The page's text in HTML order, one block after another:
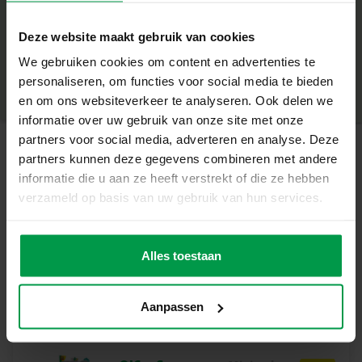
Deze website maakt gebruik van cookies
We gebruiken cookies om content en advertenties te
personaliseren, om functies voor social media te bieden
en om ons websiteverkeer te analyseren. Ook delen we
informatie over uw gebruik van onze site met onze
partners voor social media, adverteren en analyse. Deze
partners kunnen deze gegevens combineren met andere
informatie die u aan ze heeft verstrekt of die ze hebben
verzameld op basis van uw gebruik van hun services.
Alles toestaan
Aanpassen
Wat deze Set Geweldig Maakt
Bevat 47 houten blokken en 3 geprinte dinofiguren
Emmerdeksel fungeert als vormenstoof
Stimuleert motoriek, probleemoplossing en creatief
denken
Duurzaam, veilig hout in moderne kleuren
Inclusief handige opbergemmer
Perfect voor kinderen vanaf 12 maanden
Deze bouwset is ideaal voor ouders die op zoek zijn naar
multifunctioneel speelgoed dat leren en spelen
combineert. De blokken en vormenstoof dagen je kind uit
om logisch na te denken, te sorteren en te bouwen. En
Productnummer|
13204
Deel dit product
Gerelateerde producten
Kleurverandere
nde bad vissen
Minimale